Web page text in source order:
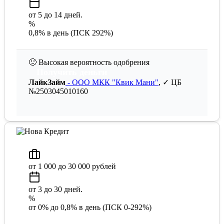
от 5 до 14 дней.
%
0,8% в день (ПСК 292%)
🙂 Высокая вероятность одобрения
ЛайкЗайм - ООО МКК "Квик Мани", ✓ ЦБ
№2503045010160
от 1 000 до 30 000 рублей
от 3 до 30 дней.
%
от 0% до 0,8% в день (ПСК 0-292%)